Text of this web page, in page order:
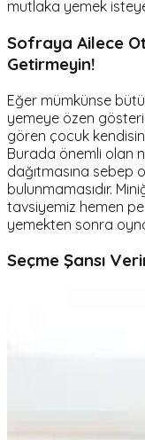
mutlaka yemek
Sofraya Ailece
Getirmeyin!
Eğer mümkünse
yemeye özen
gören çocuk
Burada önemli olan
dağıtmasına
bulunmamasıdır.
tavsiyemiz hemen
yemekten sonra
Seçme Şansı